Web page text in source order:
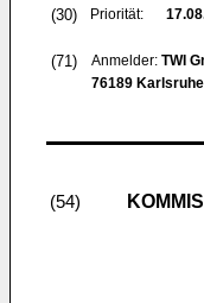
(30) Priorität:
(71) Anmelder: TWI
76189
(54)